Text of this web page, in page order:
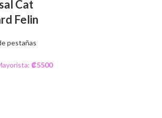
Cat
Felin
pestañas
₡5500